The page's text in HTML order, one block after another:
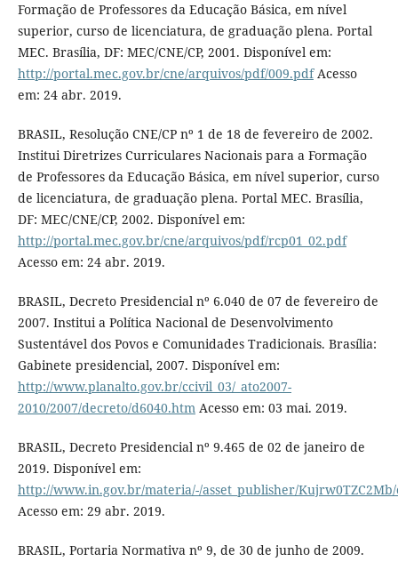
Formação de Professores da Educação Básica, em nível
superior, curso de licenciatura, de graduação plena. Portal
MEC. Brasília, DF: MEC/CNE/CP, 2001. Disponível em:
http://portal.mec.gov.br/cne/arquivos/pdf/009.pdfAcesso
em: 24 abr. 2019.
BRASIL, Resolução CNE/CP nº 1 de 18 de fevereiro de 2002.
Institui Diretrizes Curriculares Nacionais para a Formação
de Professores da Educação Básica, em nível superior, curso
de licenciatura, de graduação plena. Portal MEC. Brasília,
DF: MEC/CNE/CP, 2002. Disponível em:
http://portal.mec.gov.br/cne/arquivos/pdf/rcp01_02.pdf
Acesso em: 24 abr. 2019.
BRASIL, Decreto Presidencial nº 6.040 de 07 de fevereiro de
2007. Institui a Política Nacional de Desenvolvimento
Sustentável dos Povos e Comunidades Tradicionais. Brasília:
Gabinete presidencial, 2007. Disponível em:
http://www.planalto.gov.br/ccivil_03/_ato2007-
2010/2007/decreto/d6040.htmAcesso em: 03 mai. 2019.
BRASIL, Decreto Presidencial nº 9.465 de 02 de janeiro de
2019. Disponível em:
http://www.in.gov.br/materia/-/asset_publisher/
Acesso em: 29 abr. 2019.
BRASIL, Portaria Normativa nº 9, de 30 de junho de 2009.